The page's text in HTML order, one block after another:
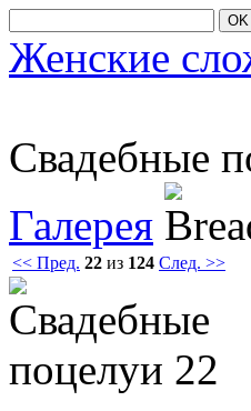
OK
Женские
Свадебные
Галерея
<< Пред. 22 из 124 След. >>